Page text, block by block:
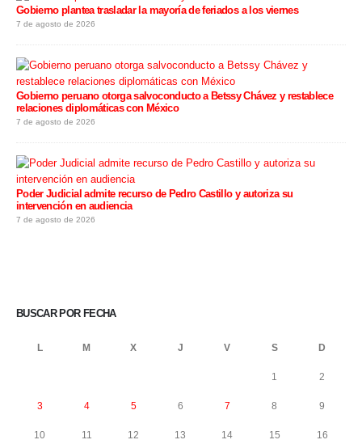
Gobierno plantea trasladar la mayoría de feriados a los viernes
7 de agosto de 2026
Gobierno peruano otorga salvoconducto a Betssy Chávez y restablece
relaciones diplomáticas con México
7 de agosto de 2026
Poder Judicial admite recurso de Pedro Castillo y autoriza su
intervención en audiencia
7 de agosto de 2026
BUSCAR POR FECHA
L M X J V S D
1 2
3 4 5 6 7 8 9
10 11 12 13 14 15 16